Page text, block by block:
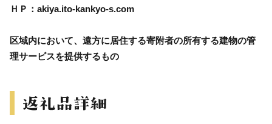
ＨＰ：akiya.ito-kankyo-s.com
区域内において、遠方に居住する寄附者の所有する建物の管
理サービスを提供するもの